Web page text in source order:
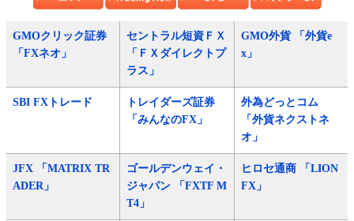
GMOクリック証券
「FXネオ」
セントラル短資ＦＸ
「ＦＸダイレクトプ
ラス」
GMO外貨 「外貨e
x」
SBI FXトレード
トレイダーズ証券
「みんなのFX」
外為どっとコム
「外貨ネクストネ
オ」
JFX 「MATRIX TR
ADER」
ゴールデンウェイ・
ジャパン 「FXTF M
T4」
ヒロセ通商 「LION
FX」